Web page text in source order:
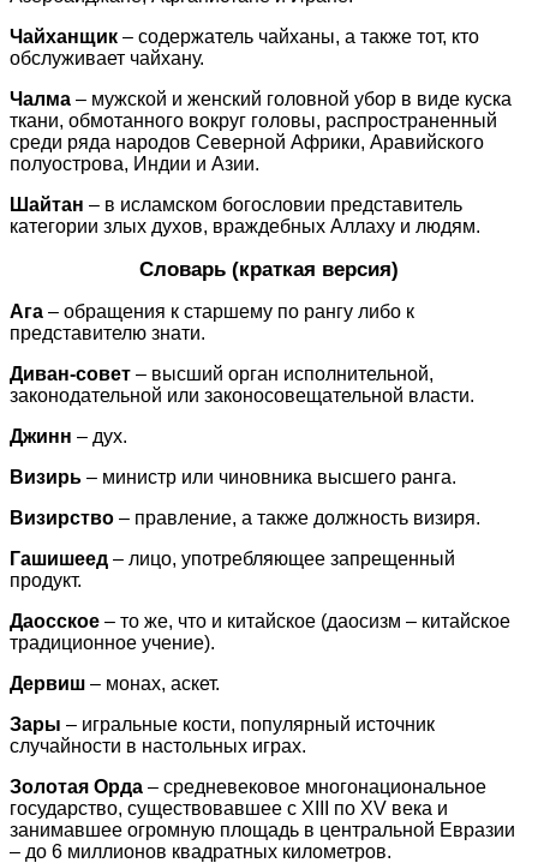
Чайханщик – содержатель чайханы, а также тот, кто
обслуживает чайхану.
Чалма – мужской и женский головной убор в виде куска
ткани, обмотанного вокруг головы, распространенный
среди ряда народов Северной Африки, Аравийского
полуострова, Индии и Азии.
Шайтан – в исламском богословии представитель
категории злых духов, враждебных Аллаху и людям.
Словарь (краткая версия)
Ага – обращения к старшему по рангу либо к
представителю знати.
Диван-совет – высший орган исполнительной,
законодательной или законосовещательной власти.
Джинн – дух.
Визирь – министр или чиновника высшего ранга.
Визирство – правление, а также должность визиря.
Гашишеед – лицо, употребляющее запрещенный
продукт.
Даосское – то же, что и китайское (даосизм – китайское
традиционное учение).
Дервиш – монах, аскет.
Зары – игральные кости, популярный источник
случайности в настольных играх.
Золотая Орда – средневековое многонациональное
государство, существовавшее с XIII по XV века и
занимавшее огромную площадь в центральной Евразии
– до 6 миллионов квадратных километров.